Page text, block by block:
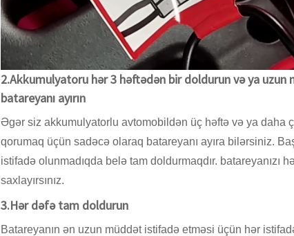
2.Akkumulyatoru hər 3 həftədən bir doldurun və ya
batareyanı ayırın
Əgər siz akkumulyatorlu avtomobildən üç həftə və ya daha
qorumaq üçün sadəcə olaraq batareyanı ayıra bilərsiniz.
istifadə olunmadıqda belə tam doldurmaqdır. batareyanızı
saxlayırsınız.
3.Hər dəfə tam doldurun
Batareyanın ən uzun müddət istifadə etməsi üçün hər